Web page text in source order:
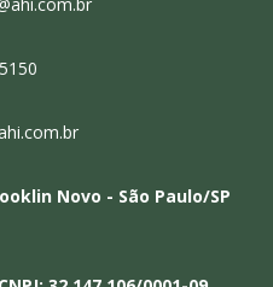
Novo - São Paulo/SP